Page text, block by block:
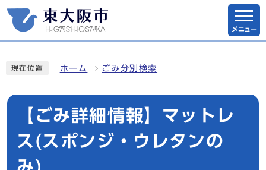
メニュー
現在位置 ホーム ごみ分別検索
【ごみ詳細情報】マットレ
ス(スポンジ・ウレタンの
み)